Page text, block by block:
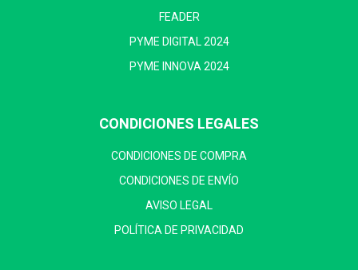
FEADER
PYME DIGITAL 2024
PYME INNOVA 2024
CONDICIONES LEGALES
CONDICIONES DE COMPRA
CONDICIONES DE ENVÍO
AVISO LEGAL
POLÍTICA DE PRIVACIDAD